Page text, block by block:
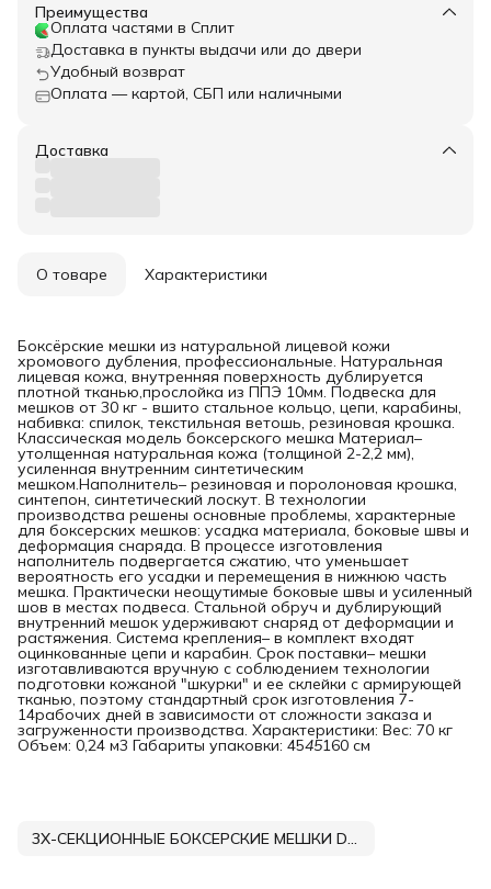
Преимущества
Оплата частями в Сплит
Доставка в пункты выдачи или до двери
Удобный возврат
Оплата — картой, СБП или наличными
Доставка
О товаре Характеристики
Боксёрские мешки из натуральной лицевой кожи
хромового дубления, профессиональные. Натуральная
лицевая кожа, внутренняя поверхность дублируется
плотной тканью,прослойка из ППЭ 10мм. Подвеска для
мешков от 30 кг - вшито стальное кольцо, цепи, карабины,
набивка: спилок, текстильная ветошь, резиновая крошка.
Классическая модель боксерского мешка Материал–
утолщенная натуральная кожа (толщиной 2-2,2 мм),
усиленная внутренним синтетическим
мешком.Наполнитель– резиновая и поролоновая крошка,
синтепон, синтетический лоскут. В технологии
производства решены основные проблемы, характерные
для боксерских мешков: усадка материала, боковые швы и
деформация снаряда. В процессе изготовления
наполнитель подвергается сжатию, что уменьшает
вероятность его усадки и перемещения в нижнюю часть
мешка. Практически неощутимые боковые швы и усиленный
шов в местах подвеса. Стальной обруч и дублирующий
внутренний мешок удерживают снаряд от деформации и
растяжения. Система крепления– в комплект входят
оцинкованные цепи и карабин. Срок поставки– мешки
изготавливаются вручную с соблюдением технологии
подготовки кожаной "шкурки" и ее склейки с армирующей
тканью, поэтому стандартный срок изготовления 7-
14рабочих дней в зависимости от сложности заказа и
загруженности производства. Характеристики: Вес: 70 кг
Объем: 0,24 м3 Габариты упаковки: 4545160 см